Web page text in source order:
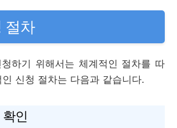
절차
하기 위해서는 체계적인 절차를 따
신청 절차는 다음과 같습니다.
인